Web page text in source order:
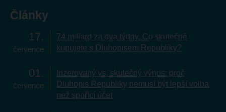
Články
17
července
74 miliard za dva týdny. Co skutečně
kupujete s Dluhopisem Republiky?
01
července
Inzerovaný vs. skutečný výnos: proč
Dluhopis Republiky nemusí být lepší volba
než spořicí účet